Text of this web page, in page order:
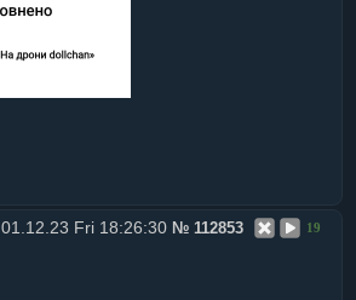
01.12.23 Fri 18:26:30 № 112853 19